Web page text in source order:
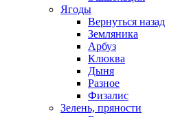
Ягоды
Вернуться назад
Земляника
Арбуз
Клюква
Дыня
Разное
Физалис
Зелень, пряности